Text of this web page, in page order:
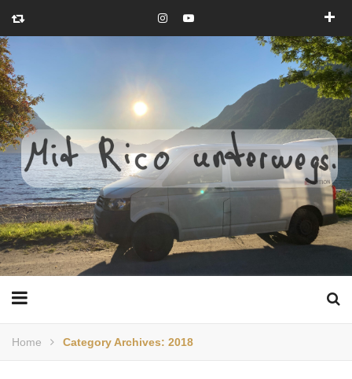
Home Category Archives: 2018